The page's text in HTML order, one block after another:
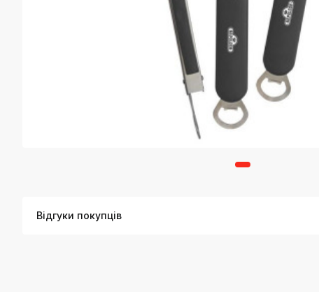
Відгуки покупців